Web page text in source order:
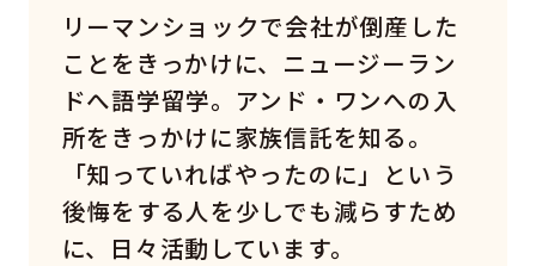
リーマンショックで会社が倒産した
ことをきっかけに、ニュージーラン
ドへ語学留学。アンド・ワンへの入
所をきっかけに家族信託を知る。
「知っていればやったのに」という
後悔をする人を少しでも減らすため
に、日々活動しています。